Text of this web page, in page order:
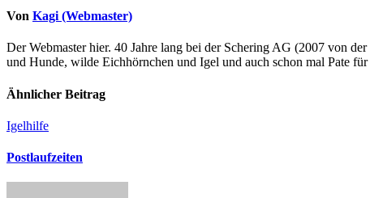
Von Kagi (Webmaster)
Der Webmaster hier. 40 Jahre lang bei der Schering AG (2007 von
und Hunde, wilde Eichhörnchen und Igel und auch schon mal Pate
Ähnlicher Beitrag
Igelhilfe
Postlaufzeiten